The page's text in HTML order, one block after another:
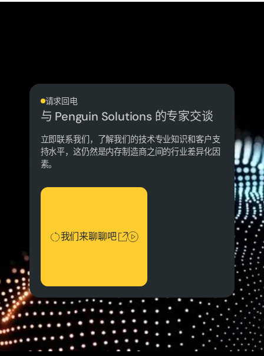
请求回电
与 Penguin Solutions 的专家交谈
立即联系我们，了解我们的技术专业知识和客户支
持水平，这仍然是内存制造商之间的行业差异化因
素。
我们来聊聊吧
我们来聊聊吧